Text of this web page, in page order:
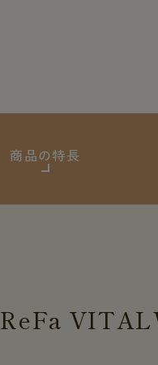
商品の特長
ReFa